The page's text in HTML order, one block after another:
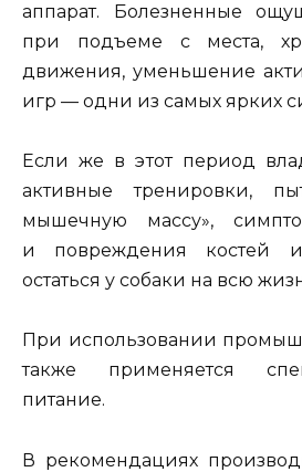
аппарат. Болезненные
при подъеме с места,
движения, уменьшение
игр — одни из самых ярких
Если же в этот период
активные тренировки,
мышечную массу»,
и повреждения костей и
остаться у собаки на всю
При использовании
также применяется
питание.
В рекомендациях